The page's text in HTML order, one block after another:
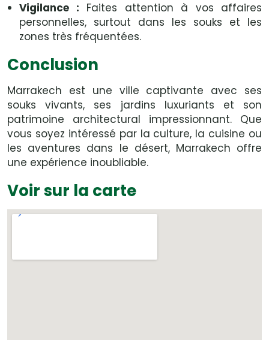
Vigilance : Faites attention à vos affaires
personnelles, surtout dans les souks et les
zones très fréquentées.
Conclusion
Marrakech est une ville captivante avec ses
souks vivants, ses jardins luxuriants et son
patrimoine architectural impressionnant. Que
vous soyez intéressé par la culture, la cuisine ou
les aventures dans le désert, Marrakech offre
une expérience inoubliable.
Voir sur la carte